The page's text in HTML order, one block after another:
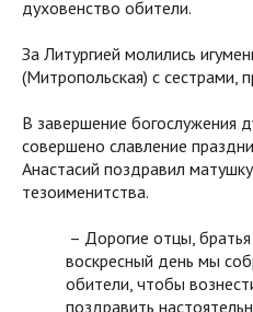
духовенство обители.
За Литургией молились
(Митропольская) с сестрами,
В завершение богослужения
совершено славление
Анастасий поздравил
тезоименитства.
– Дорогие отцы,
воскресный день мы
обители, чтобы
поздравить